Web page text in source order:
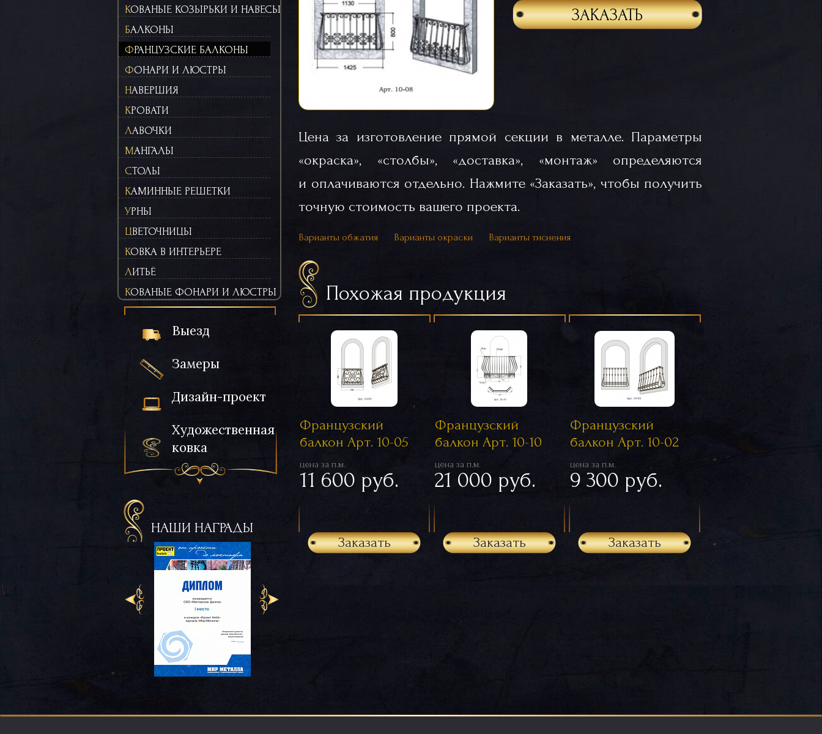
КОВАНЫЕ КОЗЫРЬКИ И НАВЕСЫ
БАЛКОНЫ
ФРАНЦУЗСКИЕ БАЛКОНЫ
ФОНАРИ И ЛЮСТРЫ
НАВЕРШИЯ
КРОВАТИ
ЛАВОЧКИ
МАНГАЛЫ
СТОЛЫ
КАМИННЫЕ РЕШЕТКИ
УРНЫ
ЦВЕТОЧНИЦЫ
КОВКА В ИНТЕРЬЕРЕ
ЛИТЬЁ
КОВАНЫЕ ФОНАРИ И ЛЮСТРЫ
Выезд
Замеры
Дизайн-проект
Художественная
ковка
НАШИ НАГРАДЫ
ЗАКАЗАТЬ
Цена за изготовление прямой секции в металле. Параметры
«окраска», «столбы», «доставка», «монтаж» определяются
и оплачиваются отдельно. Нажмите «Заказать», чтобы получить
точную стоимость вашего проекта.
Варианты обжатия Варианты окраски Варианты тиснения
Похожая продукция
Французский
балкон Арт. 10-05
цена за п.м.
11 600 руб.
Заказать
Французский
балкон Арт. 10-10
цена за п.м.
21 000 руб.
Заказать
Французский
балкон Арт. 10-02
цена за п.м.
9 300 руб.
Заказать